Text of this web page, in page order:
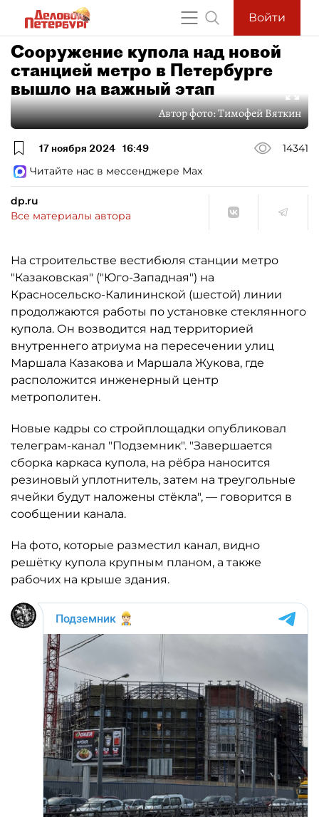
Войти
Сооружение купола над новой
станцией метро в Петербурге
вышло на важный этап
Автор фото:Тимофей Вяткин
17 ноября 2024 16:49
14341
Читайте нас в мессенджере Max
dp.ru
Все материалы автора
На строительстве вестибюля станции метро
"Казаковская" ("Юго-Западная") на
Красносельско-Калининской (шестой) линии
продолжаются работы по установке стеклянного
купола. Он возводится над территорией
внутреннего атриума на пересечении улиц
Маршала Казакова и Маршала Жукова, где
расположится инженерный центр
метрополитен.
Новые кадры со стройплощадки опубликовал
телеграм-канал "Подземник". "Завершается
сборка каркаса купола, на рёбра наносится
резиновый уплотнитель, затем на треугольные
ячейки будут наложены стёкла", — говорится в
сообщении канала.
На фото, которые разместил канал, видно
решётку купола крупным планом, а также
рабочих на крыше здания.